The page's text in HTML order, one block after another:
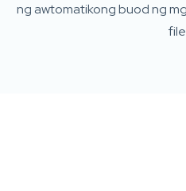
ng awtomatikong buod ng